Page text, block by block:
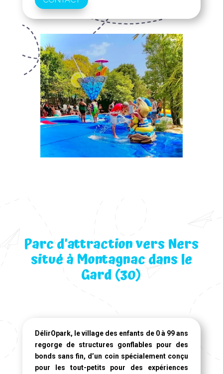
Parc d’attraction vers Ners
situé à Montagnac dans le
Gard (30)
DélirOpark, le village des enfants de 0 à 99 ans
regorge de structures gonflables pour des
bonds sans fin, d’un coin spécialement conçu
pour les tout-petits pour des expériences